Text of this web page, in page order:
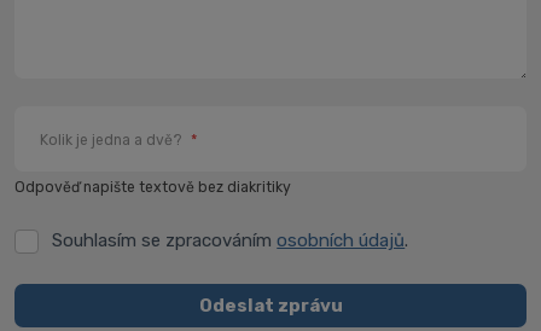
Kolik je jedna a dvě? *
Odpověď napište textově bez diakritiky
Souhlasím
zpracováním
osobních
Souhlasím se zpracovánímosobních údajů.
Odeslat zprávu